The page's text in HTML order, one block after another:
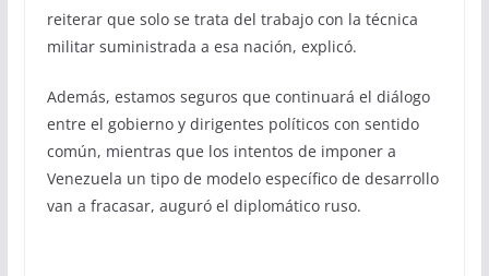
reiterar que solo se trata del trabajo con la técnica
militar suministrada a esa nación, explicó.
Además, estamos seguros que continuará el diálogo
entre el gobierno y dirigentes políticos con sentido
común, mientras que los intentos de imponer a
Venezuela un tipo de modelo específico de desarrollo
van a fracasar, auguró el diplomático ruso.